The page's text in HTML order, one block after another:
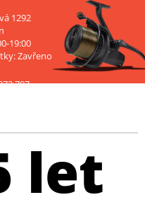
1292
19:00
Zavřeno
797
let